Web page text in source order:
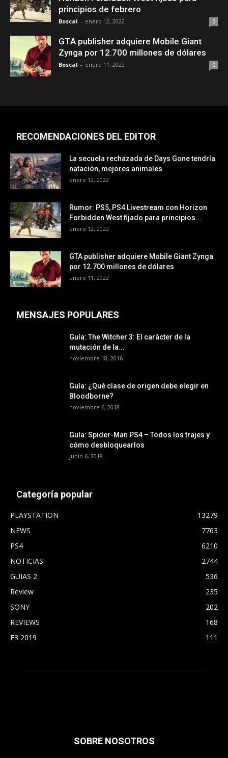
principios de febrero
Boscal - enero 12, 2022 0
GTA publisher adquiere Mobile Giant
Zynga por 12.700 millones de dólares
Boscal - enero 11, 2022 0
RECOMENDACIONES DEL EDITOR
La secuela rechazada de Days Gone tendría
natación, mejores animales
enero 12, 2022
Rumor: PS5, PS4 Livestream con Horizon
Forbidden West fijado para principios...
enero 12, 2022
GTA publisher adquiere Mobile Giant Zynga
por 12.700 millones de dólares
enero 11, 2022
MENSAJES POPULARES
Guía: The Witcher 3: El carácter de la
mutación de la...
noviembre 18, 2016
Guía: ¿Qué clase de origen debe elegir en
Bloodborne?
noviembre 6, 2018
Guía: Spider-Man PS4 – Todos los trajes y
cómo desbloquearlos
junio 6, 2018
Categoría popular
PLAYSTATION
13279
NEWS
7763
PS4
6210
NOTICIAS
2744
GUIAS 2
536
Review
235
SONY
202
REVIEWS
168
E3 2019
111
SOBRE NOSOTROS